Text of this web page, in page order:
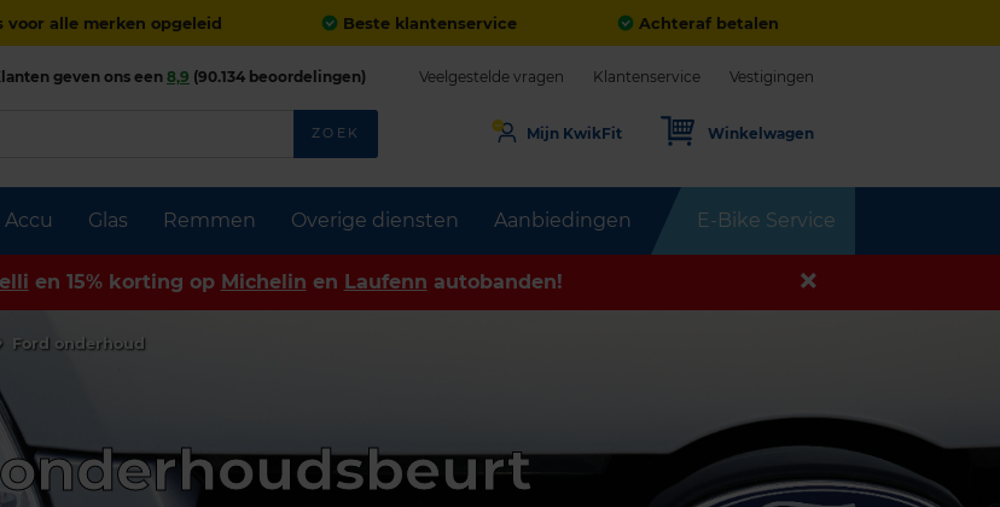
voor alle merken opgeleid Beste klantenservice Achteraf betalen
Accu Glas Remmen Overige diensten Aanbiedingen E-Bike Service
geven ons een8,9 (90.134 beoordelingen) Veelgestelde vragen Klantenservice Vestigingen
ZOEK Mijn KwikFit Winkelwagen
en 15% korting op Michelin en Laufenn autobanden!
Ford onderhoud